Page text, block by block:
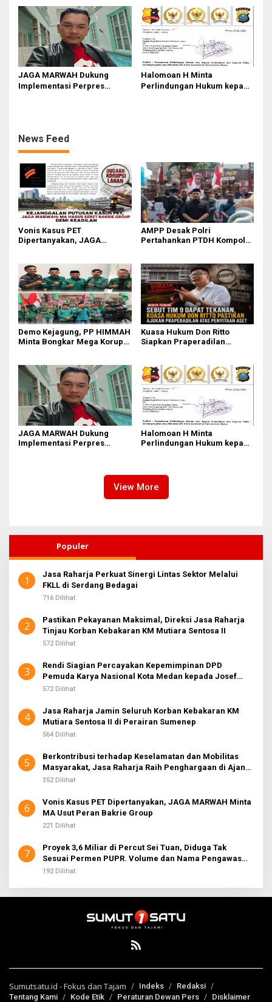
Triliun
Febrie Adriansyah
JAGA MARWAH Dukung
Implementasi Perpres
Halomoan H Minta
Perlindungan Hukum kepada
News Feed
Vonis Kasus PET
Dipertanyakan, JAGA
AMPP Desak Polri
Pertahankan PTDH Kompol
Demo Kejagung, PP HIMMAH
Minta Bongkar Mega Korupsi
Kuasa Hukum Don Ritto
Siapkan Praperadilan
JAGA MARWAH Dukung
Implementasi Perpres
Halomoan H Minta
Perlindungan Hukum kepada
View More
Populer
1
Jasa Raharja Perkuat Sinergi Lintas Sektor Melalui
FKLL di Serdang Bedagai
716 Dilihat
2
Pastikan Pekayanan Maksimal, Direksi Jasa Raharja
Tinjau Korban Kebakaran KM Mutiara Sentosa II
572 Dilihat
3
Rendi Siagian Percayakan Kepemimpinan DPD
Pemuda Karya Nasional Kota Medan kepada Josef
Sembiring
572 Dilihat
4
Jasa Raharja Jamin Seluruh Korban Kebakaran KM
Mutiara Sentosa II di Perairan Sumenep
564 Dilihat
5
Berkontribusi terhadap Keselamatan dan Mobilitas
Masyarakat, Jasa Raharja Raih Penghargaan di Ajang
Transportasi Indonesia Awards 2026
352 Dilihat
6
Vonis Kasus PET Dipertanyakan, JAGA MARWAH Minta
MA Usut Peran Bakrie Group
221 Dilihat
7
Proyek 3,6 Miliar di Percut Sei Tuan, Diduga Tak
Sesuai Permen PUPR. Volume dan Nama Pengawas
Tidak Tercantum di Papan Informasi
192 Dilihat
Sumutsatu.id - Fokus dan Tajam Indeks
Redaksi
Tentang Kami
Kode Etik Peraturan Dewan Pers Disklaimer